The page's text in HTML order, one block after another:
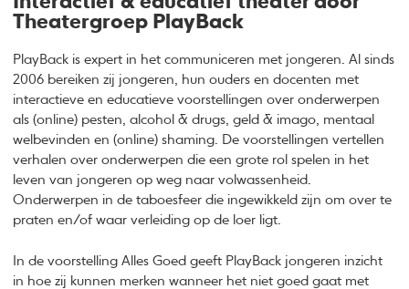
Theatergroep PlayBack
PlayBack is expert in het communiceren met jongeren. Al sinds
2006 bereiken zij jongeren, hun ouders en docenten met
interactieve en educatieve voorstellingen over onderwerpen
als (online) pesten, alcohol & drugs, geld & imago, mentaal
welbevinden en (online) shaming. De voorstellingen vertellen
verhalen over onderwerpen die een grote rol spelen in het
leven van jongeren op weg naar volwassenheid.
Onderwerpen in de taboesfeer die ingewikkeld zijn om over te
praten en/of waar verleiding op de loer ligt.
In de voorstelling Alles Goed geeft PlayBack jongeren inzicht
in hoe zij kunnen merken wanneer het niet goed gaat met